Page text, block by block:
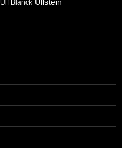
Ulf Blanck Ullstein